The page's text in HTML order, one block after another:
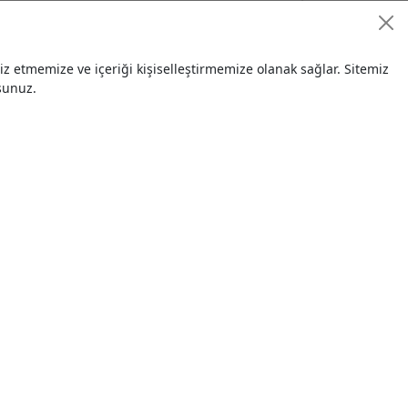
etmemize ve içeriği kişiselleştirmemize olanak sağlar. Sitemiz